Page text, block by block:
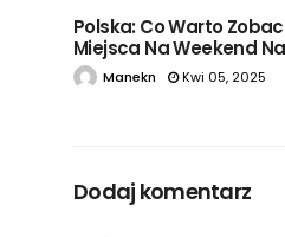
Polska: Co Warto
Miejsca Na Weekend
Manekn Kwi 05, 2025
Dodaj komentarz